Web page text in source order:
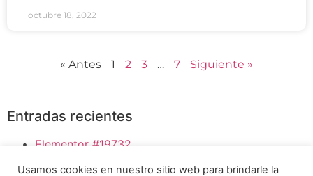
octubre 18, 2022
« Antes 1 2 3 … 7 Siguiente »
Entradas recientes
Elementor #19732
Usamos cookies en nuestro sitio web para brindarle la